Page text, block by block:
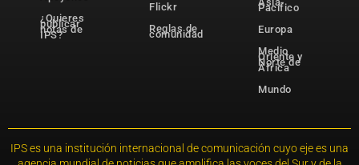
¿Quieres
publicar
notas de
IPS?
Flickr
Reglas de
comunidad
Pacífico
Europa
Medio
Oriente y
Norte de
África
Mundo
IPS es una institución internacional de comunicación cuyo eje es una